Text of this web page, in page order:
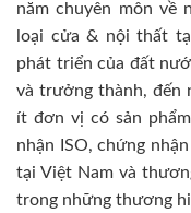
năm chuyên môn về
loại cửa & nội thất
phát triển của đất
và trưởng thành, đến
ít đơn vị có sản
nhận ISO, chứng
tại Việt Nam và
trong những thương